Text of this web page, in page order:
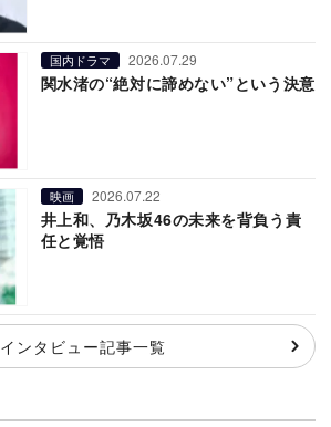
国内ドラマ 2026.07.29
関水渚の“絶対に諦めない”という決意
映画 2026.07.22
井上和、乃木坂46の未来を背負う責
任と覚悟
インタビュー記事一覧